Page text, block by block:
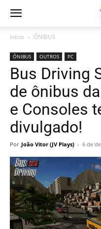
Início ÔNIBUS
ÔNIBUS OUTROS PC
Bus Driving
de ônibus
e Consoles
divulgado!
Por João Vitor (JV Plays) - 6 de